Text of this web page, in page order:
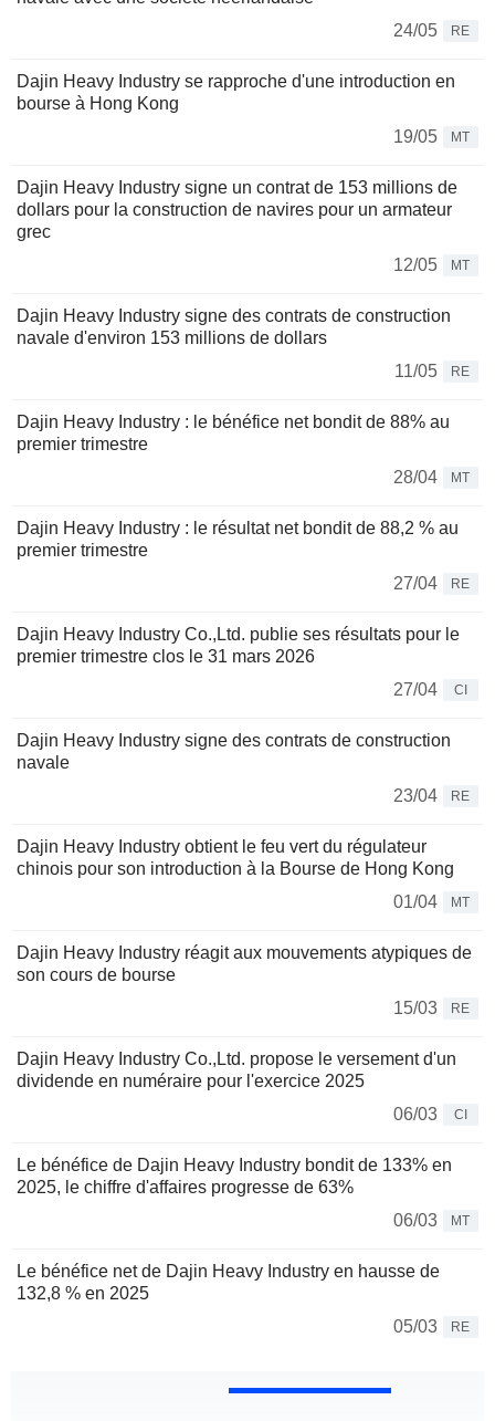
24/05
RE
Dajin Heavy Industry se rapproche d'une introduction en
bourse à Hong Kong
19/05
MT
Dajin Heavy Industry signe un contrat de 153 millions de
dollars pour la construction de navires pour un armateur
grec
12/05
MT
Dajin Heavy Industry signe des contrats de construction
navale d'environ 153 millions de dollars
11/05
RE
Dajin Heavy Industry : le bénéfice net bondit de 88% au
premier trimestre
28/04
MT
Dajin Heavy Industry : le résultat net bondit de 88,2 % au
premier trimestre
27/04
RE
Dajin Heavy Industry Co.,Ltd. publie ses résultats pour le
premier trimestre clos le 31 mars 2026
27/04
CI
Dajin Heavy Industry signe des contrats de construction
navale
23/04
RE
Dajin Heavy Industry obtient le feu vert du régulateur
chinois pour son introduction à la Bourse de Hong Kong
01/04
MT
Dajin Heavy Industry réagit aux mouvements atypiques de
son cours de bourse
15/03
RE
Dajin Heavy Industry Co.,Ltd. propose le versement d'un
dividende en numéraire pour l'exercice 2025
06/03
CI
Le bénéfice de Dajin Heavy Industry bondit de 133% en
2025, le chiffre d'affaires progresse de 63%
06/03
MT
Le bénéfice net de Dajin Heavy Industry en hausse de
132,8 % en 2025
05/03
RE